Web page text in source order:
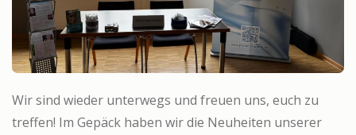
Wir sind wieder unterwegs und freuen uns, euch zu
treffen! Im Gepäck haben wir die Neuheiten unserer